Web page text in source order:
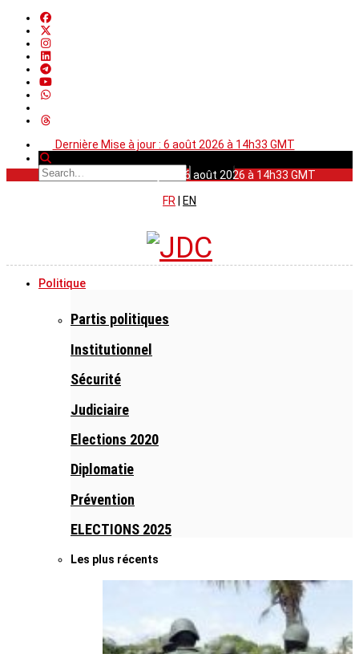
Dernière Mise à jour : 6 août 2026 à 14h33 GMT
Dernière Mise à jour : 6 août 2026 à 14h33 GMT
FR
EN
Politique
Partis politiques
Institutionnel
Sécurité
Judiciaire
Elections 2020
Diplomatie
Prévention
ELECTIONS 2025
Les plus récents